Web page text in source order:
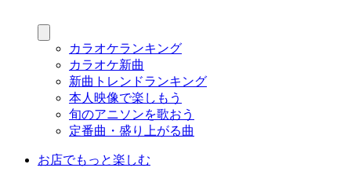
カラオケランキング
カラオケ新曲
新曲トレンドランキング
本人映像で楽しもう
旬のアニソンを歌おう
定番曲・盛り上がる曲
お店でもっと楽しむ